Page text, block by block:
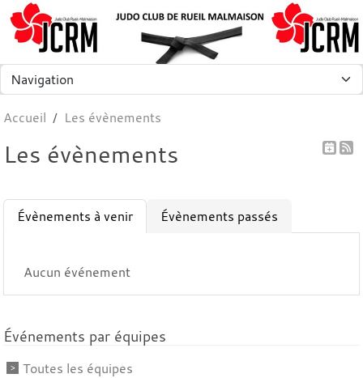
Accueil Les évènements
Les évènements
Évènements à venir Évènements passés
Aucun événement
Événements par équipes
Toutes les équipes
Panneau de gestion des cookies